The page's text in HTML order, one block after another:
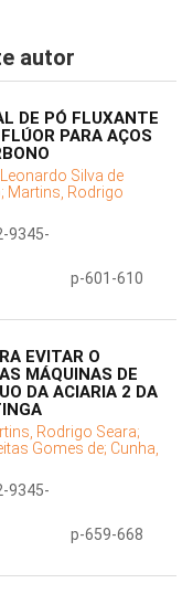
autor
DE PÓ FLUXANTE
PARA AÇOS
Leonardo Silva de
Martins, Rodrigo
9345-
p-601-610
EVITAR O
MÁQUINAS DE
DA ACIARIA 2 DA
Rodrigo Seara;
Gomes de; Cunha,
9345-
p-659-668